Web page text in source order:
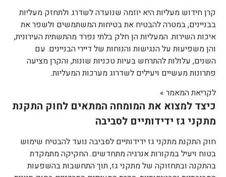
קרן חידוש מעליות היא יוזמה שנועדה לשדרג ולתחזק מעליות
בבניינים, במטרה להבטיח את בטיחות המשתמשים ולשפר את
איכות השירות. המעליות הן חלק בלתי נפרד מהתשתית העירונית,
והן משפיעות על הנגישות והנוחות של דיירי הבניינים. עם
השנים, עלולות להתרחש בעיות טכניות שונות, והקרן מציעה
פתרונות מעשיים ויעילים לשדרוג מערכות המעליות.
לקריאת המאמר »
כיצד למצוא את המומחה המתאים לחוק התקנת
מתקני גז ידידותיים לסביבה
חוק התקנת מתקני גז ידידותיים לסביבה נועד להבטיח שימוש
בטוח ויעיל במקורות אנרגיה מתחדשים. החקיקה מתמקדת
בהתקנה ובתחזוקה של מתקני גז, תוך התחשבות בהשפעות